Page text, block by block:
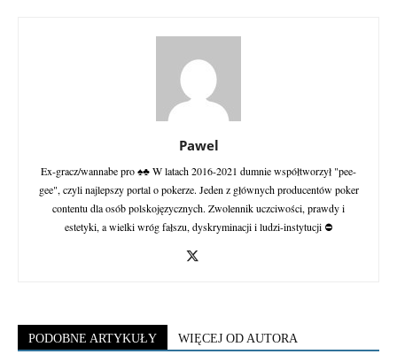
Pawel
Ex-gracz/wannabe pro ♠♣ W latach 2016-2021 dumnie współtworzył "pee-
gee", czyli najlepszy portal o pokerze. Jeden z głównych producentów poker
contentu dla osób polskojęzycznych. Zwolennik uczciwości, prawdy i
estetyki, a wielki wróg fałszu, dyskryminacji i ludzi-instytucji ⛔
PODOBNE ARTYKUŁY WIĘCEJ OD AUTORA